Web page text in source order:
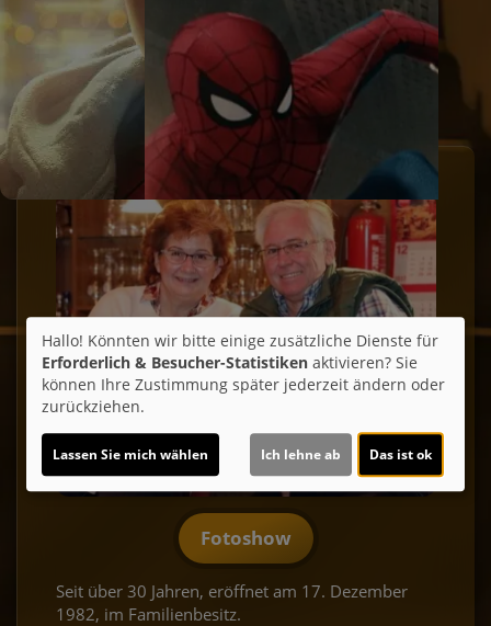
Paw Patrol Der
Dino Film
im Programm!
Spider-Man: Brand
News Day
im Programm 2D + 3D
Steckerlfischfiasko
Kartenkauf/Reservierung hat
begonnen!
Toy Story 5
im Programm!
Vaiana (Live-
Action)
im Programm 2D
Die Odyssee
im Programm!
Minios & Monster
im Programm!
Unser Kino
Fotoshow
Seit über 30 Jahren, eröffnet am 17. Dezember
1982, im Familienbesitz.
Hallo! Könnten wir bitte einige zusätzliche Dienste für
Erforderlich & Besucher-Statistiken aktivieren? Sie
können Ihre Zustimmung später jederzeit ändern oder
zurückziehen.
Lassen Sie mich wählen Ich lehne ab Das ist ok